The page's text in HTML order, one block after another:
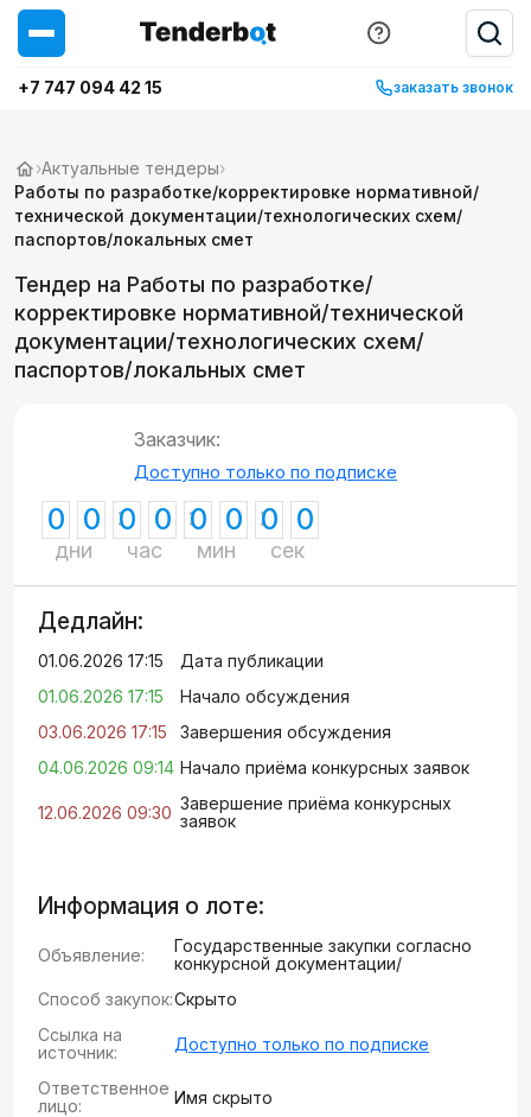
+7 747 094 42 15 заказать звонок
›Актуальные тендеры›
Работы по разработке/корректировке нормативной/
технической документации/технологических схем/
паспортов/локальных смет
Тендер на Работы по разработке/
корректировке нормативной/технической
документации/технологических схем/
паспортов/локальных смет
Заказчик:
Доступно только по подписке
0 0
дни
0 0
час
0 0
мин
0 0
сек
Дедлайн:
01.06.2026 17:15
Дата публикации
01.06.2026 17:15
Начало обсуждения
03.06.2026 17:15
Завершения обсуждения
04.06.2026 09:14 Начало приёма конкурсных заявок
12.06.2026 09:30 Завершение приёма конкурсных
заявок
Информация о лоте:
Объявление:
Государственные закупки согласно
конкурсной документации/
Способ закупок:Скрыто
Ссылка на
источник:
Доступно только по подписке
Ответственное
лицо:
Имя скрыто